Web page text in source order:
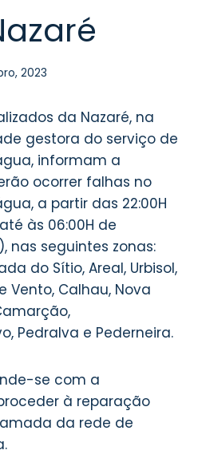
2023
da Nazaré, na
gestora do serviço de
informam a
ocorrer falhas no
a partir das 22:00H
às 06:00H de
nas seguintes zonas:
do Sítio, Areal, Urbisol,
Vento, Calhau, Nova
Pedralva e Pederneira.
se com a
à reparação
da rede de